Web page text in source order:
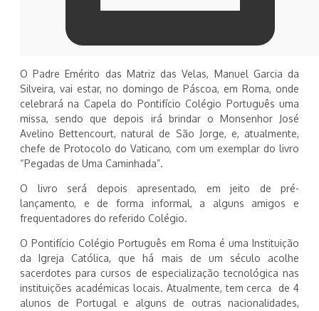
O Padre Emérito das Matriz das Velas, Manuel Garcia da
Silveira, vai estar, no domingo de Páscoa, em Roma, onde
celebrará na Capela do Pontifício Colégio Português uma
missa, sendo que depois irá brindar o Monsenhor José
Avelino Bettencourt, natural de São Jorge, e, atualmente,
chefe de Protocolo do Vaticano, com um exemplar do livro
“Pegadas de Uma Caminhada”.
O livro será depois apresentado, em jeito de pré-
lançamento, e de forma informal, a alguns amigos e
frequentadores do referido Colégio.
O Pontifício Colégio Português em Roma é uma Instituição
da Igreja Católica, que há mais de um século acolhe
sacerdotes para cursos de especialização tecnológica nas
instituições académicas locais. Atualmente, tem cerca de 4
alunos de Portugal e alguns de outras nacionalidades,